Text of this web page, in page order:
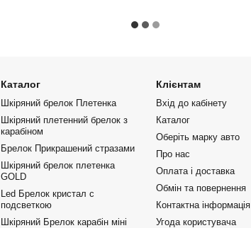
Каталог
Шкіряний брелок Плетенка
Шкіряний плетенний брелок з
карабіном
Брелок Прикрашений стразами
Шкіряний брелок плетенка
GOLD
Led Брелок кристал с
подсветкою
Шкіряний Брелок карабін міні
Клієнтам
Вхід до кабінету
Каталог
Оберіть марку авто
Про нас
Оплата і доставка
Обмін та повернення
Контактна інформація
Угода користувача